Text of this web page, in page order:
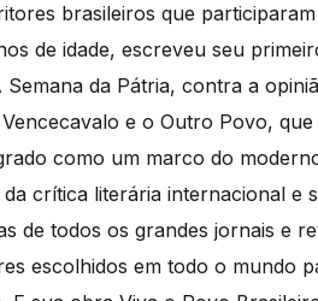
brasileiros que
de idade, escreveu seu
da Pátria, contra a
e o Outro Povo,
como um marco do
da crítica literária internacional e
de todos os grandes jornais e
escolhidos em todo o mundo